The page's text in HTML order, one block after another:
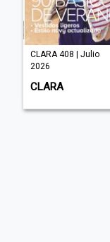
CLARA 408 | Julio
2026
CLARA